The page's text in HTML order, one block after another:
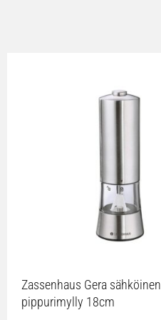
Zassenhaus Gera sähköinen
pippurimylly 18cm